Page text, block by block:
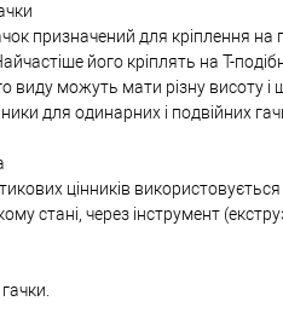
призначений для кріплення
його кріплять на Т-
виду можуть мати різну висоту
для одинарних і подвійних
цінників
стані, через інструмент